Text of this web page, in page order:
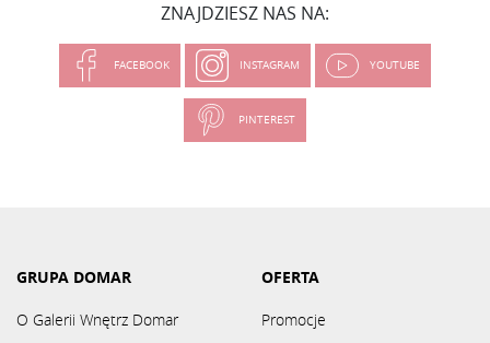
ZNAJDZIESZ NAS NA:
FACEBOOK INSTAGRAM YOUTUBE
PINTEREST
GRUPA DOMAR
O Galerii Wnętrz Domar
OFERTA
Promocje